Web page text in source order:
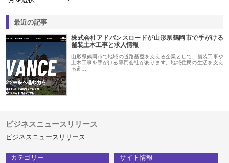
最近の記事
株式会社アドバンスロードが山形県鶴岡市で手がける
舗装土木工事と求人情報
山形県鶴岡市で地域の道路基盤を支える企業として、舗装工事や
土木工事を手がける専門会社があります。地域住民の生活を支え
る道…
ビジネスニュースリリース
ビジネスニュースリリース
カテゴリー サイト情報